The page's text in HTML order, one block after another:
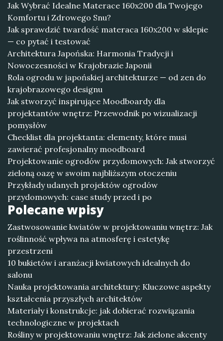
Jak Wybrać Idealne Materace 160x200 dla Twojego
Komfortu i Zdrowego Snu?
Jak sprawdzić twardość materaca 160x200 w sklepie
— co pytać i testować
Architektura Japońska: Harmonia Tradycji i
Nowoczesności w Krajobrazie Japonii
Rola ogrodu w japońskiej architekturze — od zen do
krajobrazowego designu
Jak stworzyć inspirujące Moodboardy dla
projektantów wnętrz: Przewodnik po wizualizacji
pomysłów
Checklist dla projektanta: elementy, które musi
zawierać profesjonalny moodboard
Projektowanie ogrodów przydomowych: Jak stworzyć
zieloną oazę w swoim najbliższym otoczeniu
Przykłady udanych projektów ogrodów
przydomowych: case study przed i po
Polecane wpisy
Zastwosowanie kwiatów w projektowaniu wnętrz: Jak
roślinność wpływa na atmosferę i estetykę
przestrzeni
10 bukietów i aranżacji kwiatowych idealnych do
salonu
Nauka projektowania architektury: Kluczowe aspekty
kształcenia przyszłych architektów
Materiały i konstrukcje: jak dobierać rozwiązania
technologiczne w projektach
Rośliny w projektowaniu wnętrz: Jak zielone akcenty